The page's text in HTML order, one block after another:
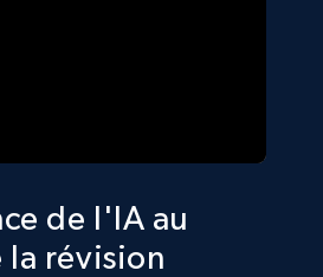
de l'IA au
la révision